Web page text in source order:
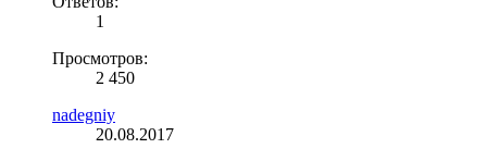
1
Просмотров:
2 450
nadegniy
20.08.2017